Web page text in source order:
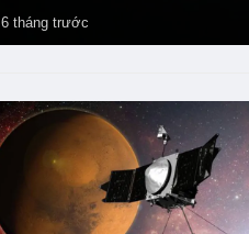
6 tháng trước